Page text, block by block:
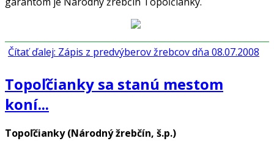
Čítať ďalej: Zápis z predvýberov žrebcov dňa 08.07.2008
Topoľčianky sa stanú mestom
koní...
Topoľčianky (Národný žrebčín, š.p.)